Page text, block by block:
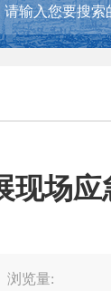
现场
浏览量: